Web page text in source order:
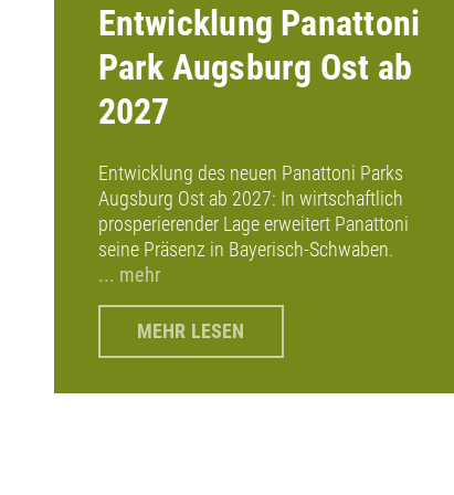
Entwicklung Panattoni
Park Augsburg Ost ab
2027
Entwicklung des neuen Panattoni Parks
Augsburg Ost ab 2027: In wirtschaftlich
prosperierender Lage erweitert Panattoni
seine Präsenz in Bayerisch-Schwaben.
... mehr
MEHR LESEN